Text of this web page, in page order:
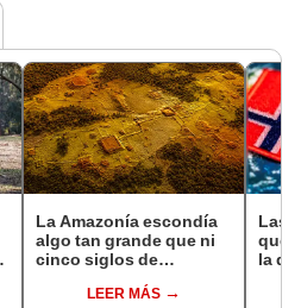
La Amazonía escondía
algo tan grande que ni
cinco siglos de
encontrarlo: el hallazgo
LEER MÁS
Las
que
la de